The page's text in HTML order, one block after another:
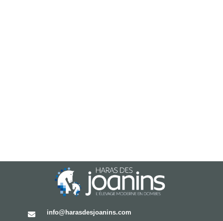
info@harasdesjoanins.com